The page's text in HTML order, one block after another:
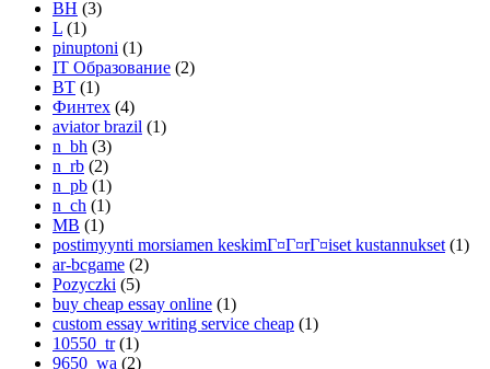
BH (3)
L (1)
pinuptoni (1)
IT Образование (2)
BT (1)
Финтех (4)
aviator brazil (1)
n_bh (3)
n_rb (2)
n_pb (1)
n_ch (1)
MB (1)
postimyynti morsiamen keskimГ¤Г¤rГ¤iset kustannukset (1)
ar-bcgame (2)
Pozyczki (5)
buy cheap essay online (1)
custom essay writing service cheap (1)
10550_tr(1)
9650_wa (2)